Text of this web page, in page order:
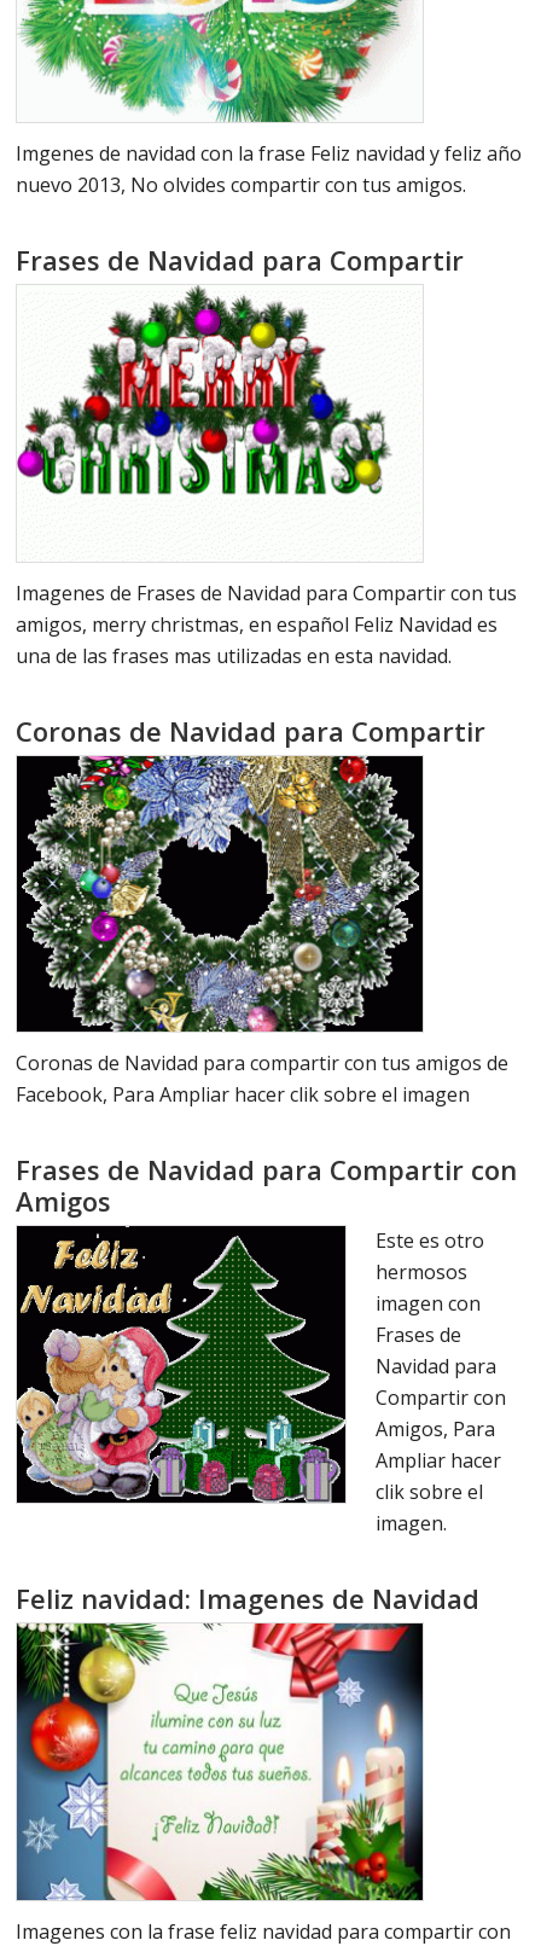
Imgenes de navidad con la frase Feliz navidad y feliz año
nuevo 2013, No olvides compartir con tus amigos.
Frases de Navidad para Compartir
Imagenes de Frases de Navidad para Compartir con tus
amigos, merry christmas, en español Feliz Navidad es
una de las frases mas utilizadas en esta navidad.
Coronas de Navidad para Compartir
Coronas de Navidad para compartir con tus amigos de
Facebook, Para Ampliar hacer clik sobre el imagen
Frases de Navidad para Compartir con
Amigos
Este es otro
hermosos
imagen con
Frases de
Navidad para
Compartir con
Amigos, Para
Ampliar hacer
clik sobre el
imagen.
Feliz navidad: Imagenes de Navidad
Imagenes con la frase feliz navidad para compartir con